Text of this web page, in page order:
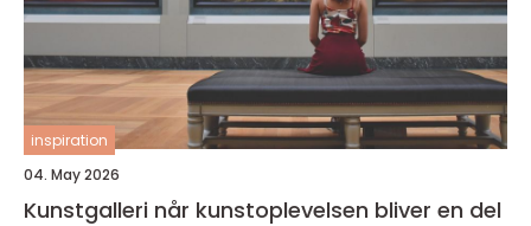
inspiration
04. May 2026
Kunstgalleri når kunstoplevelsen bliver en del